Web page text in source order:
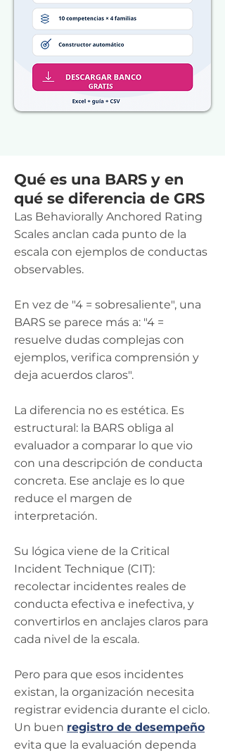
Qué es una BARS y en
qué se diferencia de GRS
Las Behaviorally Anchored Rating
Scales anclan cada punto de la
escala con ejemplos de conductas
observables.
En vez de "4 = sobresaliente", una
BARS se parece más a: "4 =
resuelve dudas complejas con
ejemplos, verifica comprensión y
deja acuerdos claros".
La diferencia no es estética. Es
estructural: la BARS obliga al
evaluador a comparar lo que vio
con una descripción de conducta
concreta. Ese anclaje es lo que
reduce el margen de
interpretación.
Su lógica viene de la Critical
Incident Technique (CIT):
recolectar incidentes reales de
conducta efectiva e inefectiva, y
convertirlos en anclajes claros para
cada nivel de la escala.
Pero para que esos incidentes
existan, la organización necesita
registrar evidencia durante el ciclo.
Un buen registro de desempeño
evita que la evaluación dependa